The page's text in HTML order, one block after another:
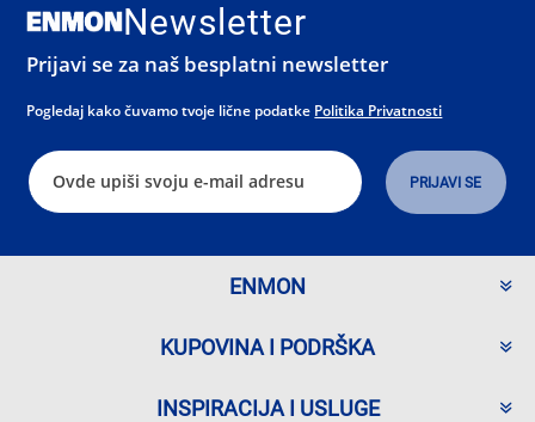
Newsletter
Prijavi se za naš besplatni newsletter
Pogledaj kako čuvamo tvoje lične podatke Politika Privatnosti
ENMON
KUPOVINA I PODRŠKA
INSPIRACIJA I USLUGE